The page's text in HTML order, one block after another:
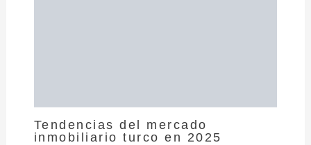
Tendencias del mercado
inmobiliario turco en 2025